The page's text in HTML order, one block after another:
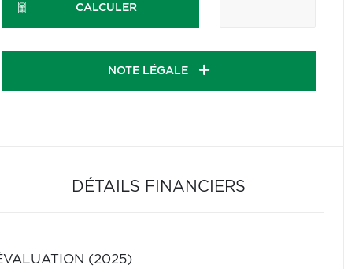
CALCULER
NOTE LÉGALE
DÉTAILS FINANCIERS
(2025)